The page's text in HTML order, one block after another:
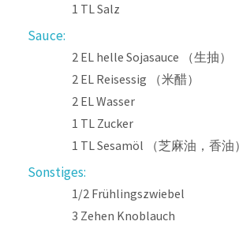
1 TLSalz
Sauce:
2 EL helle Sojasauce （生抽）
2 EL Reisessig （米醋）
2 ELWasser
1 TL Zucker
1 TLSesamöl （芝麻油，香油）
Sonstiges:
1/2 Frühlingszwiebel
3 Zehen Knoblauch